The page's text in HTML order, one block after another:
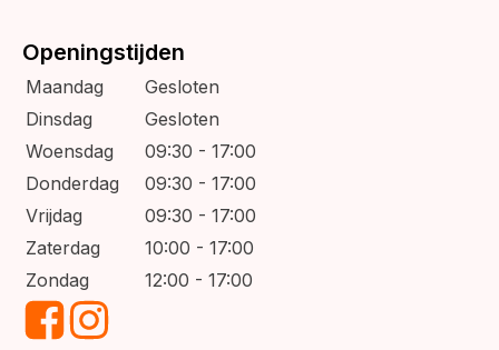
Openingstijden
Maandag
Gesloten
Dinsdag
Gesloten
Woensdag
09:30 - 17:00
Donderdag
09:30 - 17:00
Vrijdag
09:30 - 17:00
Zaterdag
10:00 - 17:00
Zondag
12:00 - 17:00